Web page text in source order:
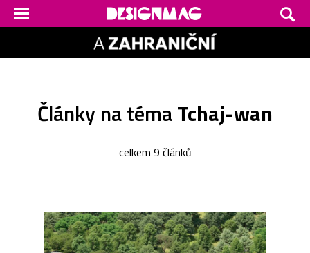
Články na témaTchaj-wan
celkem 9 článků